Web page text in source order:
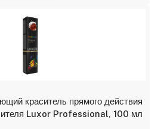
краситель прямого действия
Luxor Professional, 100 мл